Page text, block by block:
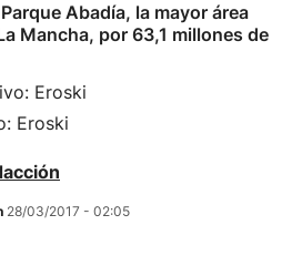
Abadía, la mayor área
Mancha, por 63,1 millones de
Eroski
28/03/2017 - 02:05